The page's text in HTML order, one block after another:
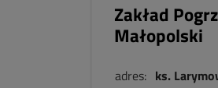
Zakład
Małopolski
adres: ks.